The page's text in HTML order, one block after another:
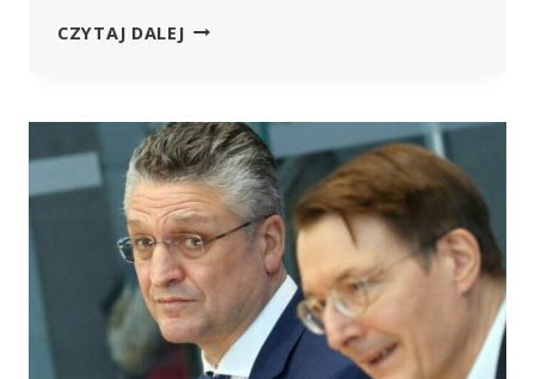
CZYTAJ DALEJKODEKS
RKI
MUSZĄ
DOPROWADZIĆ
DO
ODWRÓCENIA
SIĘ
OD
WHO!”